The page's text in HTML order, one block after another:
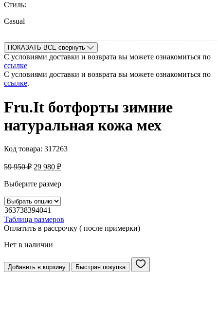
Стиль:
Casual
ПОКАЗАТЬ ВСЕ свернуть
С условиями доставки и возврата вы можете ознакомиться по
ссылке
С условиями доставки и возврата вы можете ознакомиться по
ссылке.
Fru.It ботфорты зимние
натуральная кожа мех
Код товара: 317263
59 950₽ 29 980 ₽
Выберите размер
363738394041
Таблица размеров
Оплатить в рассрочку ( после примерки)
Нет в наличии
Добавить в корзину Быстрая покупка